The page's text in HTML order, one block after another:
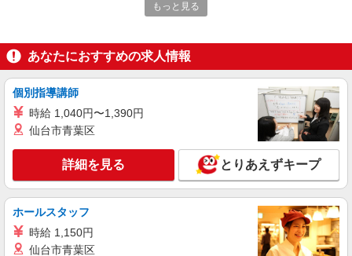
正社員
八潮建材工業株式会社
製造・出荷スタッフ（フォークリフト・クレー
月給230,000円〜287,000円 ※年齢・経験・資
格による ※試用期間最長1ヶ月：時給1,200円
≪埼玉第一工場≫ 埼玉県八潮市木曽根820
キープ 詳細を見る
アルバイト パート
株式会社フルキャスト埼玉支社/EA0401F-4J
軽作業（検品・ピッキング・シール貼り・仕分
もっと見る
あなたにおすすめの求人情報
個別指導講師
時給 1,040円〜1,390円
仙台市青葉区
詳細を見る とりあえずキープ
ホールスタッフ
時給 1,150円
仙台市青葉区